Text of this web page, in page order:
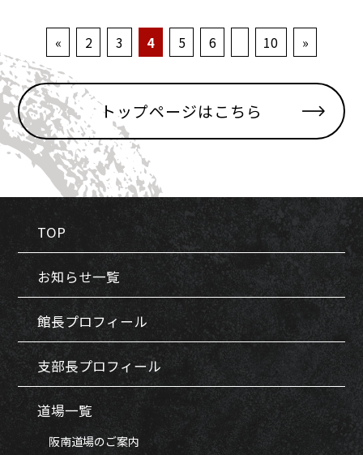
« 2 3 4 5 6 10 »
トップページはこちら
TOP
お知らせ一覧
館長プロフィール
支部長プロフィール
道場一覧
阪南道場のご案内